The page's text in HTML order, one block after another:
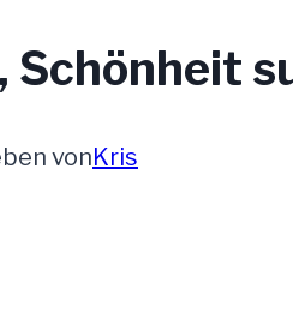
Schönheit
vonKris